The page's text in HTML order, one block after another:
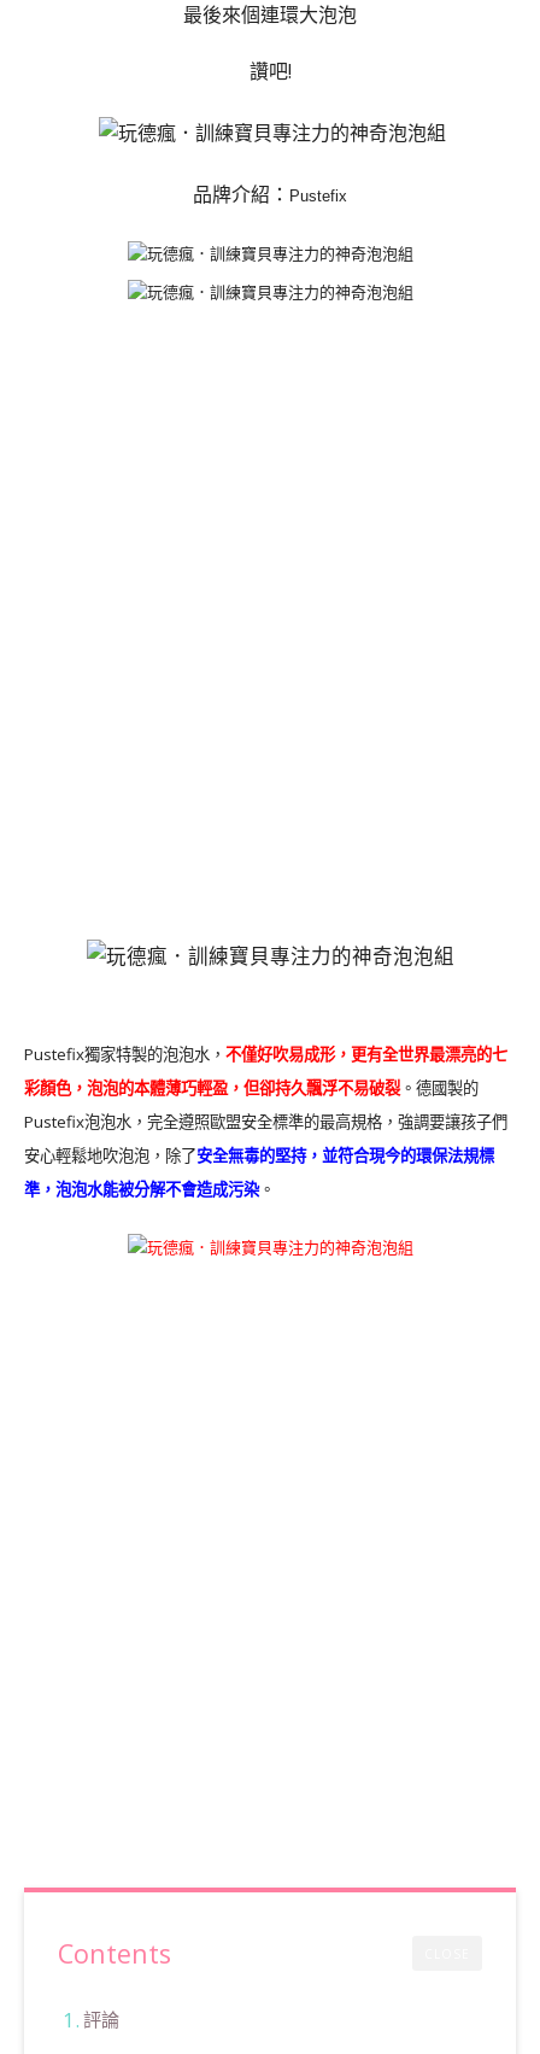
最後來個連環大泡泡
讚吧!
品牌介紹： Pustefix
Pustefix獨家特製的泡泡水， 不僅好吹易成形，更有全世界最漂亮的七
彩顏色，泡泡的本體薄巧輕盈，但卻持久飄浮不易破裂。德國製的
Pustefix泡泡水，完全遵照歐盟安全標準的最高規格，強調要讓孩子們
安心輕鬆地吹泡泡，除了安全無毒的堅持，並符合現今的環保法規標
準，泡泡水能被分解不會造成污染。
Contents
評論